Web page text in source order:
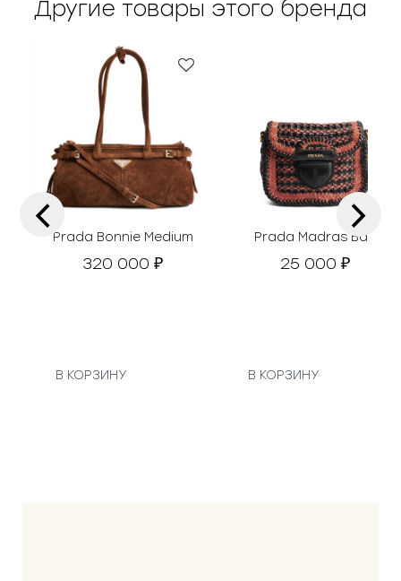
Другие товары этого бренда
Prada Bonnie Medium
320 000₽
В КОРЗИНУ
Prada Madras Bag
25 000₽
В КОРЗИНУ
‹ ›